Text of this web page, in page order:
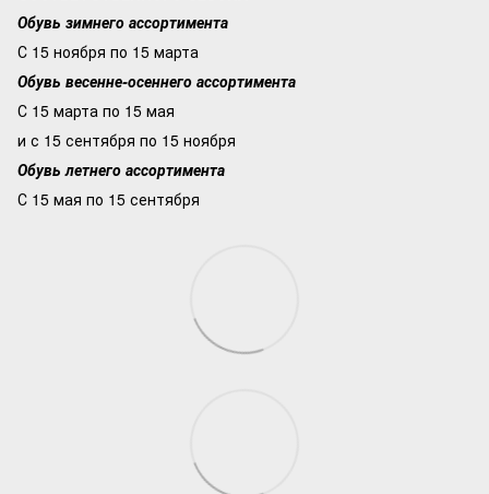
Обувь зимнего ассортимента
С 15 ноября по 15 марта
Обувь весенне-осеннего ассортимента
С 15 марта по 15 мая
и с 15 сентября по 15 ноября
Обувь летнего ассортимента
С 15 мая по 15 сентября